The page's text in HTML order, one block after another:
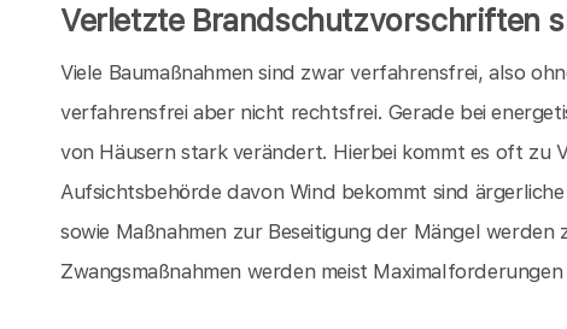
Verletzte Brandschutzvorschriften
Viele Baumaßnahmen sind zwar verfahrensfrei, also
verfahrensfrei aber nicht rechtsfrei. Gerade bei
von Häusern stark verändert. Hierbei kommt es oft zu
Aufsichtsbehörde davon Wind bekommt sind
sowie Maßnahmen zur Beseitigung der Mängel werden
Zwangsmaßnahmen werden meist